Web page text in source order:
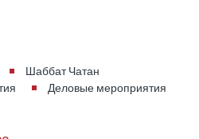
на участке
Шаббат Чатан
Деловые мероприятия